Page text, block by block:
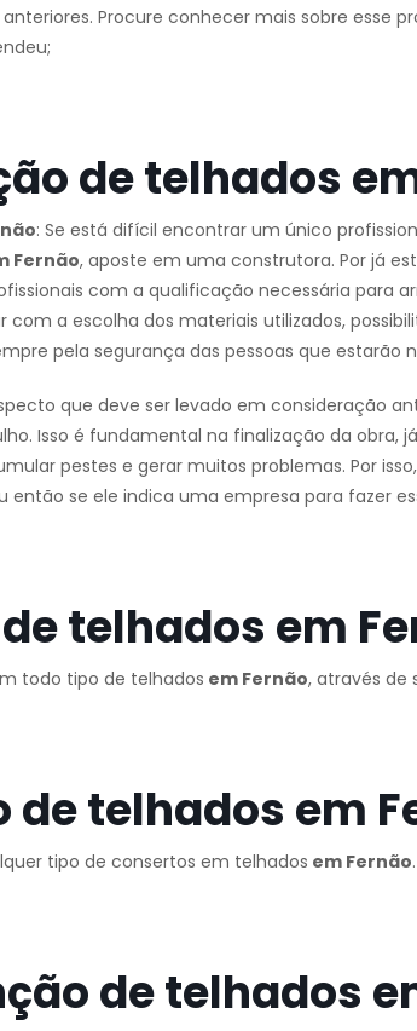
Procure conhecer mais sobre esse
de telhados
: Se está difícil encontrar um único
Fernão, aposte em uma construtora. Por já
com a qualificação necessária para
a escolha dos materiais utilizados,
pela segurança das pessoas que estarão
que deve ser levado em consideração
Isso é fundamental na finalização da obra,
pestes e gerar muitos problemas. Por
então se ele indica uma empresa para fazer
telhados em
todo tipo de telhados em Fernão, através de
de telhados em
tipo de consertos em telhados em Fernão.
de telhados